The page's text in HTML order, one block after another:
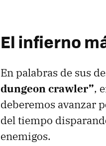
El infierno
En palabras de sus
dungeon crawler”,
deberemos avanzar
del tiempo
enemigos.